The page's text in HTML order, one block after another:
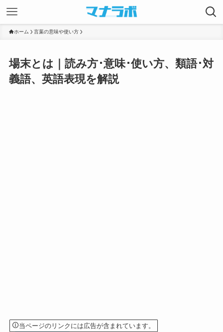
ホーム 言葉の意味や使い方
場末とは｜読み方･意味･使い方、類語･対
義語、英語表現を解説
当ページのリンクには広告が含まれています。